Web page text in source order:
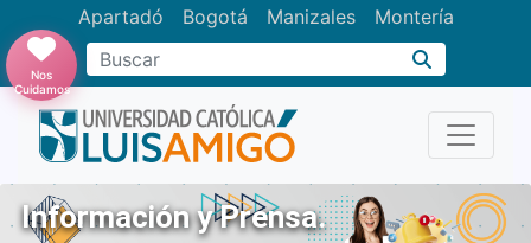
Apartadó Bogotá Manizales Montería
Buscar
Nos
Cuidamos
Información y Prensa.